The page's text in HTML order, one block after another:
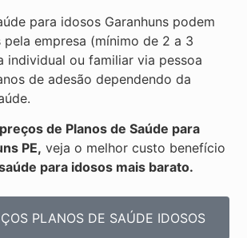
para idosos Garanhuns podem
empresa (mínimo de 2 a 3
individual ou familiar via pessoa
de adesão dependendo da
de Planos de Saúde para
PE, veja o melhor custo benefício
para idosos mais barato.
PLANOS DE SAÚDE IDOSOS